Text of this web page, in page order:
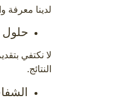
لدينا معرفة
حلول
لا نكتفي
النتائج.